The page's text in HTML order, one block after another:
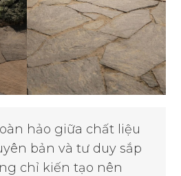
hảo giữa chất liệu
bản và tư duy sắp
chỉ kiến tạo nên